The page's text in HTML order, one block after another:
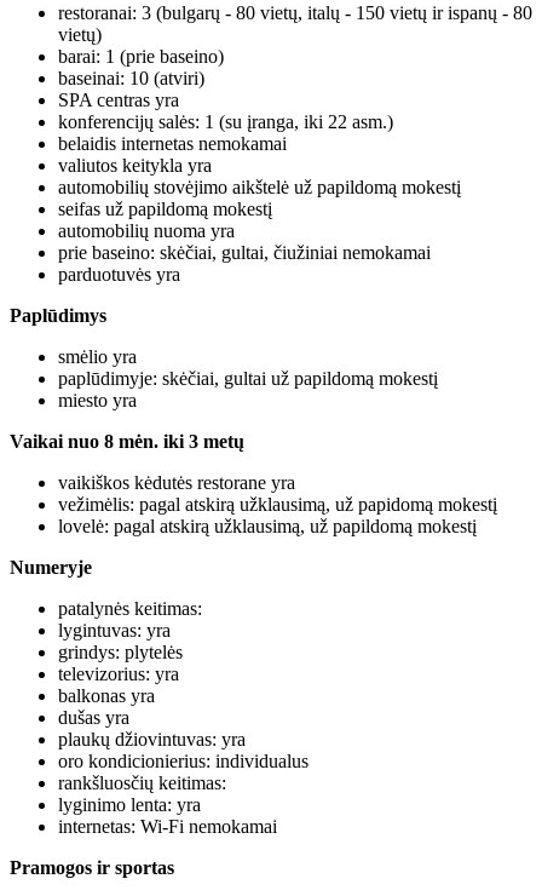
restoranai: 3 (bulgarų - 80 vietų, italų - 150 vietų ir ispanų - 80
vietų)
barai: 1 (prie baseino)
baseinai: 10 (atviri)
SPA centras yra
konferencijų salės: 1 (su įranga, iki 22 asm.)
belaidis internetas nemokamai
valiutos keitykla yra
automobilių stovėjimo aikštelė už papildomą mokestį
seifas už papildomą mokestį
automobilių nuoma yra
prie baseino: skėčiai, gultai, čiužiniai nemokamai
parduotuvės yra
Paplūdimys
smėlio yra
paplūdimyje: skėčiai, gultai už papildomą mokestį
miesto yra
Vaikai nuo 8 mėn. iki 3 metų
vaikiškos kėdutės restorane yra
vežimėlis: pagal atskirą užklausimą, už papidomą mokestį
lovelė: pagal atskirą užklausimą, už papildomą mokestį
Numeryje
patalynės keitimas:
lygintuvas: yra
grindys: plytelės
televizorius: yra
balkonas yra
dušas yra
plaukų džiovintuvas: yra
oro kondicionierius: individualus
rankšluosčių keitimas:
lyginimo lenta: yra
internetas: Wi-Fi nemokamai
Pramogos ir sportas